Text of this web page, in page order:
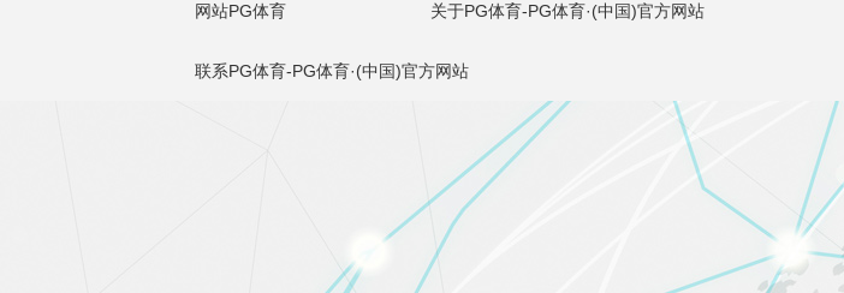
网站PG体育 关于PG体育-PG体育·(中国)官方网站
联系PG体育-PG体育·(中国)官方网站